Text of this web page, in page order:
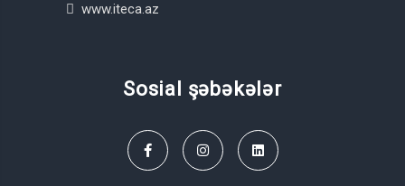
www.iteca.az
Sosial şəbəkələr